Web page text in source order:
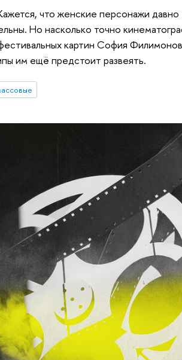
что женские персонажи давно
Но насколько точно
картин София
им ещё предстоит развеять.